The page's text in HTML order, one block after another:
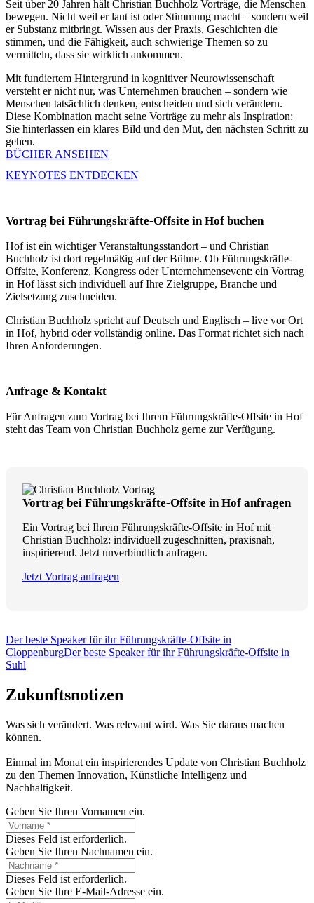
Seit über 20 Jahren hält Christian Buchholz Vorträge, die Menschen
bewegen. Nicht weil er laut ist oder Stimmung macht – sondern weil
er Substanz mitbringt. Wissen aus der Praxis, Geschichten die
stimmen, und die Fähigkeit, auch schwierige Themen so zu
vermitteln, dass sie wirklich ankommen.
Mit fundiertem Hintergrund in kognitiver Neurowissenschaft
versteht er nicht nur, was Unternehmen brauchen – sondern wie
Menschen tatsächlich denken, entscheiden und sich verändern.
Diese Kombination macht seine Vorträge zu mehr als Inspiration:
Sie hinterlassen ein klares Bild und den Mut, den nächsten Schritt zu
gehen.
BÜCHER ANSEHEN
KEYNOTES ENTDECKEN
Vortrag bei Führungskräfte-Offsite in Hof buchen
Hof ist ein wichtiger Veranstaltungsstandort – und Christian
Buchholz ist dort regelmäßig auf der Bühne. Ob Führungskräfte-
Offsite, Konferenz, Kongress oder Unternehmensevent: ein Vortrag
in Hof lässt sich individuell auf Ihre Zielgruppe, Branche und
Zielsetzung zuschneiden.
Christian Buchholz spricht auf Deutsch und Englisch – live vor Ort
in Hof, hybrid oder vollständig online. Das Format richtet sich nach
Ihren Anforderungen.
Anfrage & Kontakt
Für Anfragen zum Vortrag bei Ihrem Führungskräfte-Offsite in Hof
steht das Team von Christian Buchholz gerne zur Verfügung.
Vortrag bei Führungskräfte-Offsite in Hof anfragen
Ein Vortrag bei Ihrem Führungskräfte-Offsite in Hof mit
Christian Buchholz: individuell zugeschnitten, praxisnah,
inspirierend. Jetzt unverbindlich anfragen.
Jetzt Vortrag anfragen
Der beste Speaker für ihr Führungskräfte-Offsite in
CloppenburgDer beste Speaker für ihr Führungskräfte-Offsite in
Suhl
Zukunftsnotizen
Was sich verändert. Was relevant wird. Was Sie daraus machen
können.
Einmal im Monat ein inspirierendes Update von Christian Buchholz
zu den Themen Innovation, Künstliche Intelligenz und
Nachhaltigkeit.
Geben Sie Ihren Vornamen ein.
Dieses Feld ist erforderlich.
Geben Sie Ihren Nachnamen ein.
Dieses Feld ist erforderlich.
Geben Sie Ihre E-Mail-Adresse ein.